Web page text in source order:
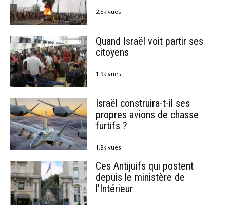
2.5k vues
Quand Israël voit partir ses
citoyens
1.9k vues
Israël construira-t-il ses
propres avions de chasse
furtifs ?
1.8k vues
Ces Antijuifs qui postent
depuis le ministère de
l’Intérieur